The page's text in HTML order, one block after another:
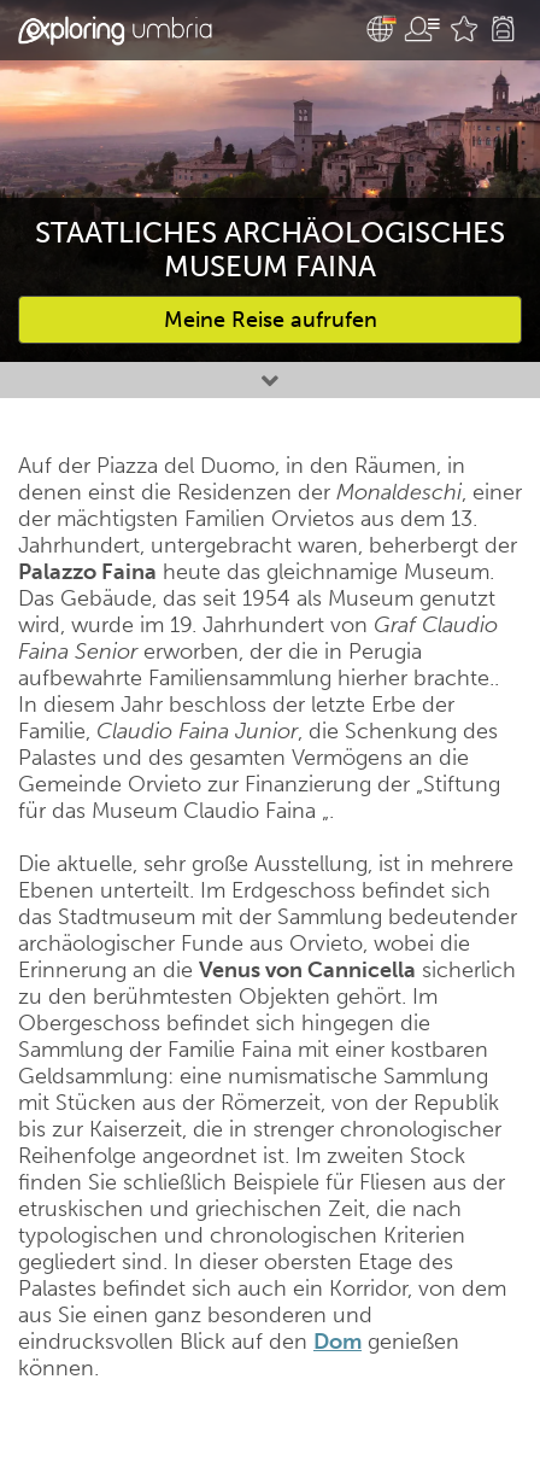
STAATLICHES ARCHÄOLOGISCHES
MUSEUM FAINA
Meine Reise aufrufen
Bevorzugte Aktivitäten
Auf der Piazza del Duomo, in den Räumen, in
denen einst die Residenzen der Monaldeschi, einer
der mächtigsten Familien Orvietos aus dem 13.
Jahrhundert, untergebracht waren, beherbergt der
Palazzo Faina heute das gleichnamige Museum.
Das Gebäude, das seit 1954 als Museum genutzt
wird, wurde im 19. Jahrhundert von Graf Claudio
Faina Seniorerworben, der die in Perugia
aufbewahrte Familiensammlung hierher brachte..
In diesem Jahr beschloss der letzte Erbe der
Familie, Claudio Faina Junior, die Schenkung des
Palastes und des gesamten Vermögens an die
Gemeinde Orvieto zur Finanzierung der „Stiftung
für das Museum Claudio Faina „.
Die aktuelle, sehr große Ausstellung, ist in mehrere
Ebenen unterteilt. Im Erdgeschoss befindet sich
das Stadtmuseum mit der Sammlung bedeutender
archäologischer Funde aus Orvieto, wobei die
Erinnerung an die Venus von Cannicella sicherlich
zu den berühmtesten Objekten gehört. Im
Obergeschoss befindet sich hingegen die
Sammlung der Familie Faina mit einer kostbaren
Geldsammlung: eine numismatische Sammlung
mit Stücken aus der Römerzeit, von der Republik
bis zur Kaiserzeit, die in strenger chronologischer
Reihenfolge angeordnet ist. Im zweiten Stock
finden Sie schließlich Beispiele für Fliesen aus der
etruskischen und griechischen Zeit, die nach
typologischen und chronologischen Kriterien
gegliedert sind. In dieser obersten Etage des
Palastes befindet sich auch ein Korridor, von dem
aus Sie einen ganz besonderen und
eindrucksvollen Blick auf den Dom genießen
können.